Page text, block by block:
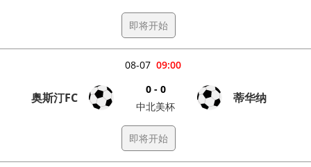
即将开始
09:00
08-07
奥斯汀FC
0 - 0
中北美杯
蒂华纳
即将开始